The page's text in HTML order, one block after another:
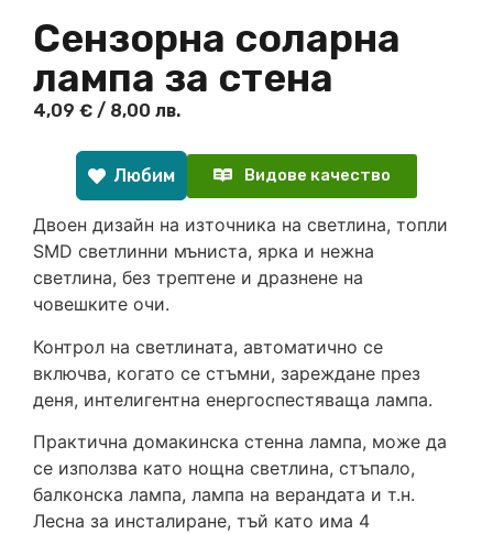
Сензорна соларна
лампа за стена
4,09 € / 8,00 лв.
Любим Видове качество
Двоен дизайн на източника на светлина, топли
SMD светлинни мъниста, ярка и нежна
светлина, без трептене и дразнене на
човешките очи.
Контрол на светлината, автоматично се
включва, когато се стъмни, зареждане през
деня, интелигентна енергоспестяваща лампа.
Практична домакинска стенна лампа, може да
се използва като нощна светлина, стъпало,
балконска лампа, лампа на верандата и т.н.
Лесна за инсталиране, тъй като има 4